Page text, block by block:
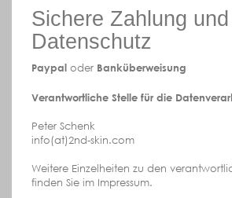
Sichere Zahlung und
Datenschutz
Paypal oder Banküberweisung
Verantwortliche Stelle für die
Peter Schenk
info(at)2nd-skin.com
Weitere Einzelheiten zu den
finden Sie im Impressum.